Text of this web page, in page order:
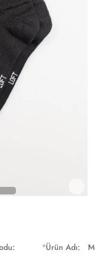
Ürün Adı: